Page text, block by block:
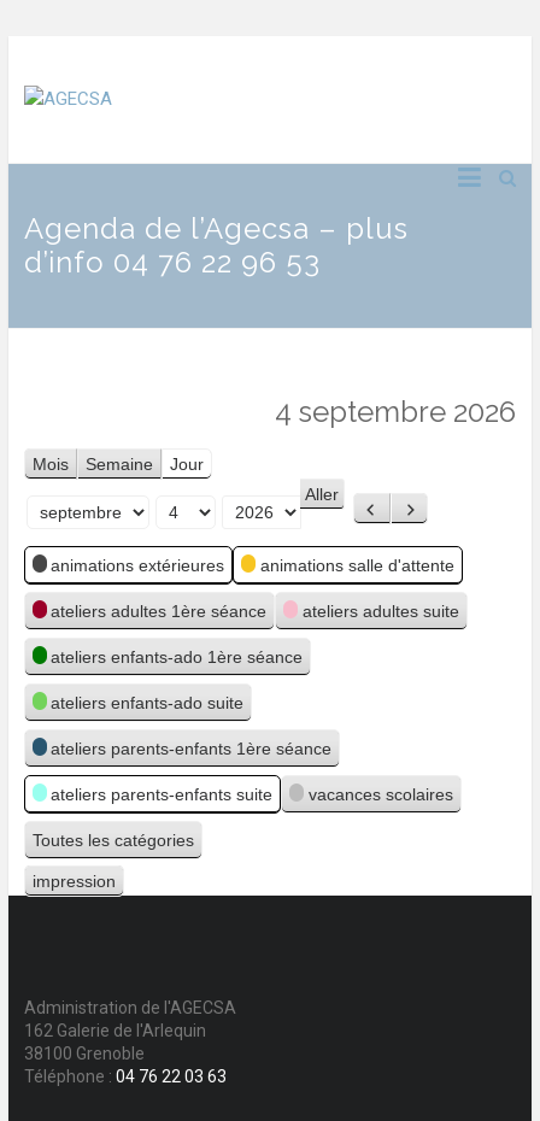
Agenda de l’Agecsa – plus
d’info 04 76 22 96 53
4 septembre 2026
Mois Semaine Jour
Mois
Jour
Année
Précédent
Suivant
Catégories
animations extérieures animations salle d'attente
ateliers adultes 1ère séance ateliers adultes suite
ateliers enfants-ado 1ère séance
ateliers enfants-ado suite
ateliers parents-enfants 1ère séance
ateliers parents-enfants suite vacances scolaires
Toutes les catégories
Vue
impression
Administration de l'AGECSA
162 Galerie de l'Arlequin
38100 Grenoble
Téléphone : 04 76 22 03 63